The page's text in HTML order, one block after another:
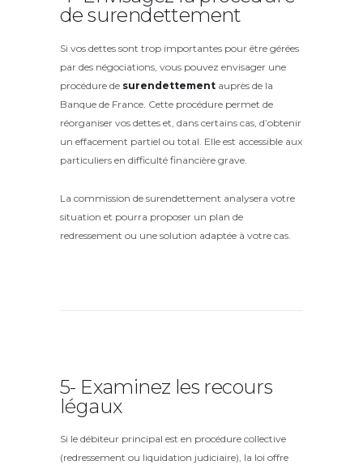
de surendettement
Si vos dettes sont trop importantes pour être gérées
par des négociations, vous pouvez envisager une
procédure de surendettement auprès de la
Banque de France. Cette procédure permet de
réorganiser vos dettes et, dans certains cas, d’obtenir
un effacement partiel ou total. Elle est accessible aux
particuliers en difficulté financière grave.
La commission de surendettement analysera votre
situation et pourra proposer un plan de
redressement ou une solution adaptée à votre cas.
5- Examinez les recours
légaux
Si le débiteur principal est en procédure collective
(redressement ou liquidation judiciaire), la loi offre